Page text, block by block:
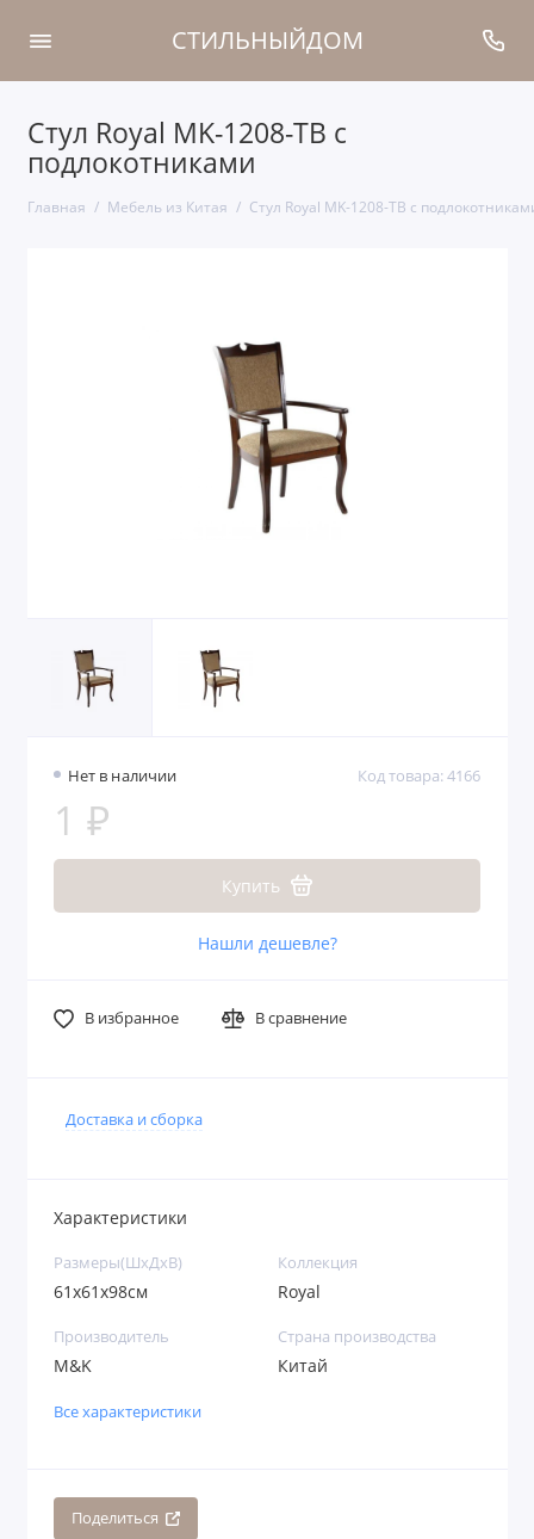
СТИЛЬНЫЙДОМ
Стул Royal MK-1208-TB с
подлокотниками
Главная Мебель из Китая Стул Royal MK-1208-TB с
Нет в наличии Код товара: 4166
1 ₽
Купить
Нашли дешевле?
В избранное В сравнение
Доставка и сборка
Характеристики
Размеры(ШхДхВ)
61х61х98см
Коллекция
Royal
Производитель
M&K
Страна производства
Китай
Все характеристики
Поделиться